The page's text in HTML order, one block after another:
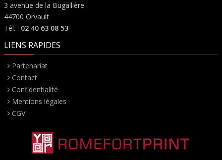
3 avenue de la Bugallière
44700 Orvault
Tél. : 02 40 63 08 53
LIENS RAPIDES
Partenariat
Contact
Confidentialité
Mentions légales
CGV